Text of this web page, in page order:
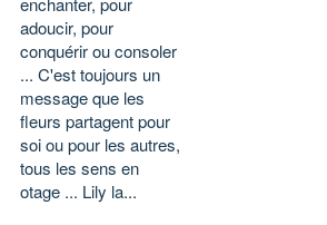
adoucir, pour
conquérir ou consoler
... C'est toujours un
message que les
fleurs partagent pour
soi ou pour les autres,
tous les sens en
otage ... Lily la...